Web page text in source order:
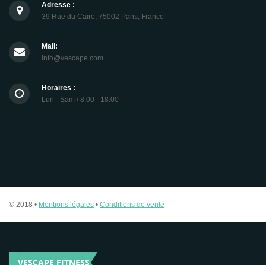
Adresse :
39 Rue du Caire, 75002 Paris, France
Mail:
info@vescape.com
Horaires :
Lun - Sam / 8:00 - 18:00
© 2018 • Mentions légales • Conditions de vente
VESCAPE FITNESS